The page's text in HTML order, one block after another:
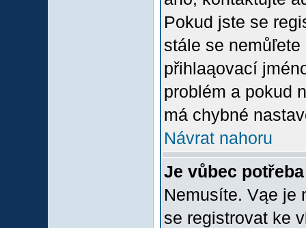
Pokud jste se
stále se
přihlaąovací
problém a pokud
má chybné
Návrat nahoru
Je vůbec
Nemusíte. Vąe je
se registrovat ke